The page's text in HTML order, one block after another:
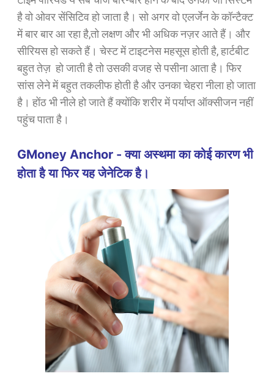
है वो ओवर सेंसिटिव हो जाता है। सो अगर वो एलर्जेन के कॉन्टैक्ट
में बार बार आ रहा है,तो लक्षण और भी अधिक नज़र आते हैं। और
सीरियस हो सकते हैं। चेस्ट में टाइटनेस महसूस होती है, हार्टबीट
बहुत तेज़ हो जाती है तो उसकी वजह से पसीना आता है। फिर
सांस लेने में बहुत तकलीफ होती है और उनका चेहरा नीला हो जाता
है। होंठ भी नीले हो जाते हैं क्योंकि शरीर में पर्याप्त ऑक्सीजन नहीं
पहुंच पाता है।
GMoney Anchor - क्या अस्थमा का कोई कारण भी
होता है या फिर यह जेनेटिक है।